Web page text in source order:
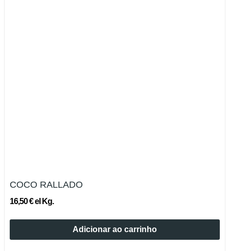
COCO RALLADO
16,50 € el Kg.
Adicionar ao carrinho